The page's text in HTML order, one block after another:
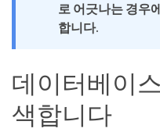
로 어긋나는 경우
합니다.
데이터베이
색합니다